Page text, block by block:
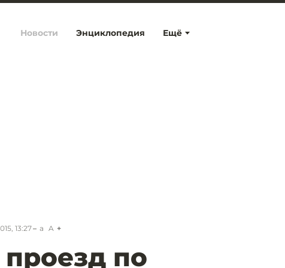
Ещё
Новости Энциклопедия
13:27 a A
по